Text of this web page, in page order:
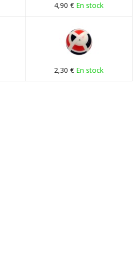
4,90 € En stock
2,30 € En stock